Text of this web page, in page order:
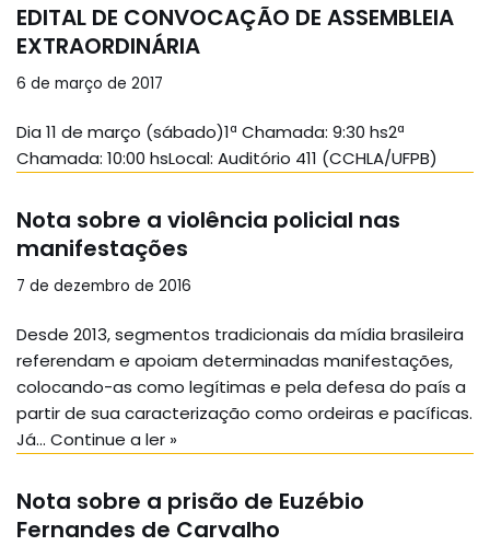
EDITAL DE CONVOCAÇÃO DE ASSEMBLEIA
EXTRAORDINÁRIA
6 de março de 2017
Dia 11 de março (sábado)1ª Chamada: 9:30 hs2ª
Chamada: 10:00 hsLocal: Auditório 411 (CCHLA/UFPB)
Nota sobre a violência policial nas
manifestações
7 de dezembro de 2016
Desde 2013, segmentos tradicionais da mídia brasileira
referendam e apoiam determinadas manifestações,
colocando-as como legítimas e pela defesa do país a
partir de sua caracterização como ordeiras e pacíficas.
Já… Continue a ler »
Nota sobre a prisão de Euzébio
Fernandes de Carvalho